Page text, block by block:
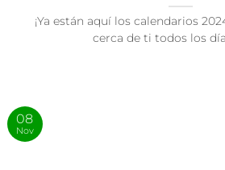
¡Ya están aquí los calendarios
cerca de ti todos los
08
Nov